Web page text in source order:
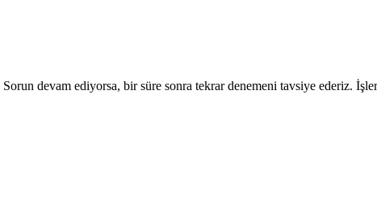
devam ediyorsa, bir süre sonra tekrar denemeni tavsiye ederiz.